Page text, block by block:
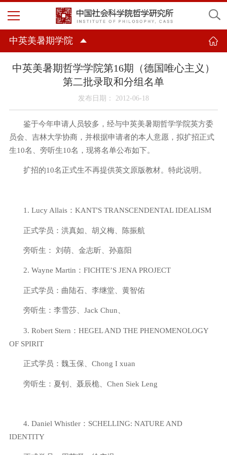
中英美暑期学院
中英美暑期哲学学院第16期（德国唯心主义）
第二批录取和分组名单
发布日期： 2012-06-18
鉴于今年申请人员较多，经与中英美暑期哲学学院英方委
员会、吉林大学协商，并根据申请者的本人意愿，拟扩招正式
生10名、旁听生10名，现将名单公布如下。
扩招的10名正式生不再提供英文原版教材。特此说明。
1. Lucy Allais： KANT'S TRANSCENDENTAL IDEALISM
正式学员：洪真如、胡义梅、陈振航
旁听生： 刘萌、金志昕、孙嘉阳
2. Wayne Martin ： FICHTE’S JENA PROJECT
正式学员：曲陆石、李继堂、黄智佑
旁听生：李雪莎、 Jack Chun
3. Robert Stern ： HEGEL AND THE PHENOMENOLOGY
OF SPIRIT
正式学员：魏玉保、 Chong I xuan
旁听生：夏钊、聂辰桅、 Chen Siek Leng
4. Daniel Whistler： SCHELLING: NATURE AND
IDENTITY